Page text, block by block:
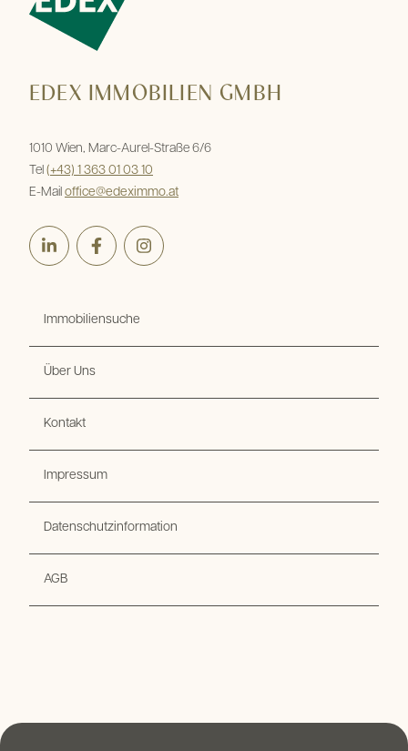
EDEX IMMOBILIEN GMBH
1010 Wien, Marc-Aurel-Straße 6/6
Tel (+43) 1 363 01 03 10
E-Mail office@edeximmo.at
LinkedInFacebookInstagram
Immobiliensuche
Über Uns
Kontakt
Impressum
Datenschutzinformation
AGB